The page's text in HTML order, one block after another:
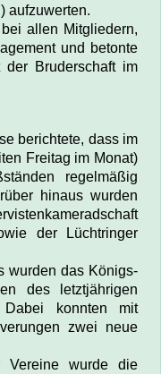
aufzuwerten.
allen Mitgliedern,
und betonte
der Bruderschaft im
berichtete, dass im
Freitag im Monat)
regelmäßig
hinaus wurden
der Lüchtringer
wurden das Königs-
des letztjährigen
Dabei konnten mit
zwei neue
Vereine wurde die